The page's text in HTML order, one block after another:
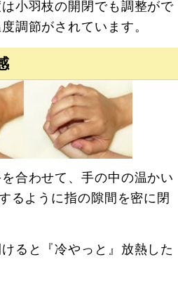
小羽枝の開閉でも調整がで
調節がされています。
合わせて、手の中の温かい
るように指の隙間を密に閉
ると『冷やっと』放熱した